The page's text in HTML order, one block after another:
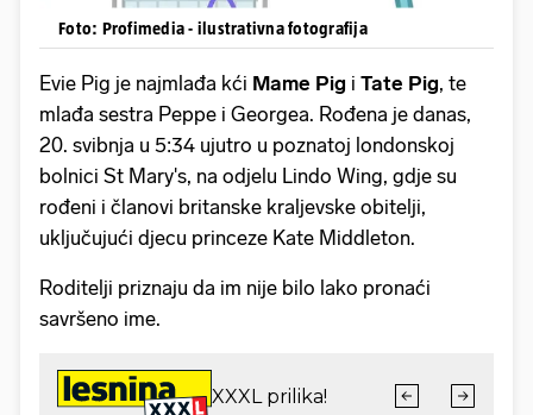
Foto: Profimedia - ilustrativna fotografija
Evie Pig je najmlađa kći Mame Pig i Tate Pig, te
mlađa sestra Peppe i Georgea. Rođena je danas,
20. svibnja u 5:34 ujutro u poznatoj londonskoj
bolnici St Mary's, na odjelu Lindo Wing, gdje su
rođeni i članovi britanske kraljevske obitelji,
uključujući djecu princeze Kate Middleton.
Roditelji priznaju da im nije bilo lako pronaći
savršeno ime.